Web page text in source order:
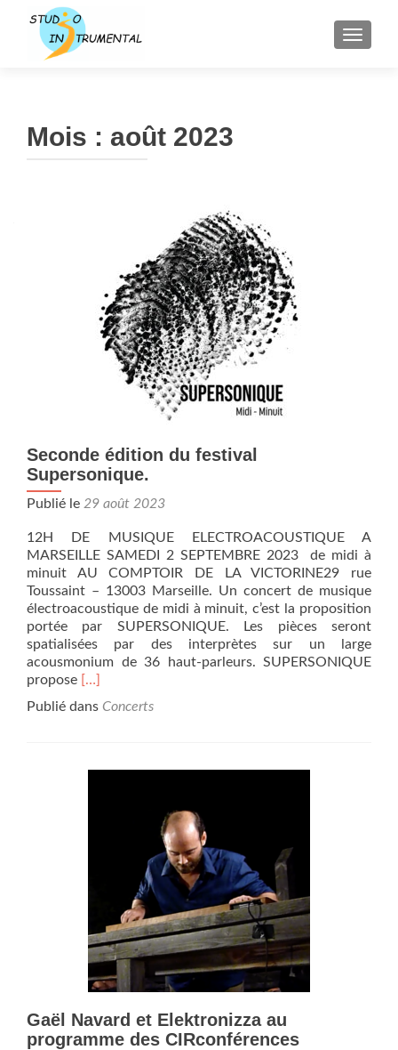
Mois : août 2023
Seconde édition du festival
Supersonique.
Publié le 29 août 2023
12H DE MUSIQUE ELECTROACOUSTIQUE A
MARSEILLE SAMEDI 2 SEPTEMBRE 2023 de midi à
minuit AU COMPTOIR DE LA VICTORINE29 rue
Toussaint – 13003 Marseille. Un concert de musique
électroacoustique de midi à minuit, c’est la proposition
portée par SUPERSONIQUE. Les pièces seront
spatialisées par des interprètes sur un large
acousmonium de 36 haut-parleurs. SUPERSONIQUE
propose En
plus
du
[…]
Publié dans Concerts
Gaël Navard et Elektronizza au
programme des CIRconférences